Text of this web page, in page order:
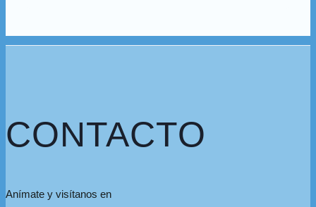
CONTACTO
Anímate y visítanos en